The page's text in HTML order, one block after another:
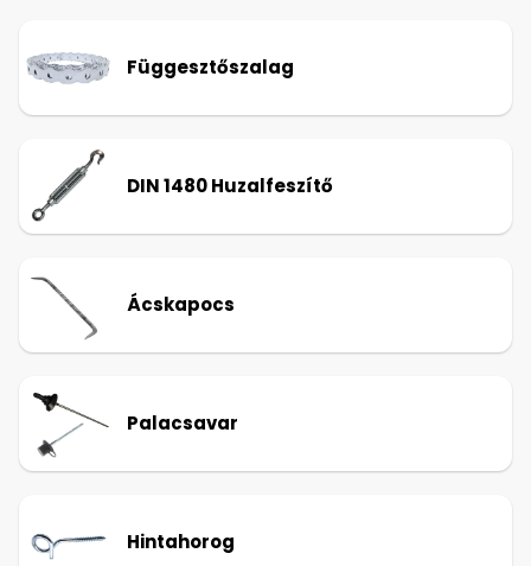
Függesztőszalag
DIN 1480 Huzalfeszítő
Ácskapocs
Palacsavar
Hintahorog